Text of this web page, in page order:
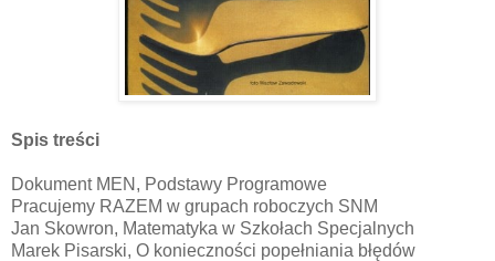
Spis treści
Dokument MEN, Podstawy Programowe
Pracujemy RAZEM w grupach roboczych SNM
Jan Skowron, Matematyka w Szkołach Specjalnych
Marek Pisarski, O konieczności popełniania błędów